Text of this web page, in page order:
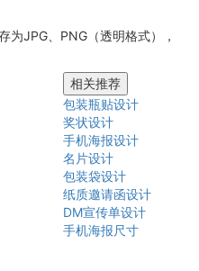
为JPG、PNG（透明格式），
相关推荐
包装瓶贴设计
奖状设计
手机海报设计
名片设计
包装袋设计
纸质邀请函设计
DM宣传单设计
手机海报尺寸